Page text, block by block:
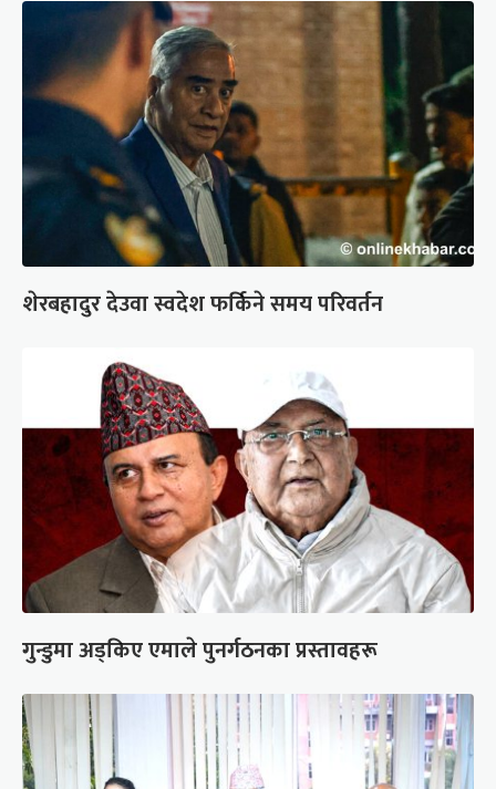
शेरबहादुर देउवा स्वदेश फर्किने समय परिवर्तन
गुन्डुमा अड्किए एमाले पुनर्गठनका प्रस्तावहरू